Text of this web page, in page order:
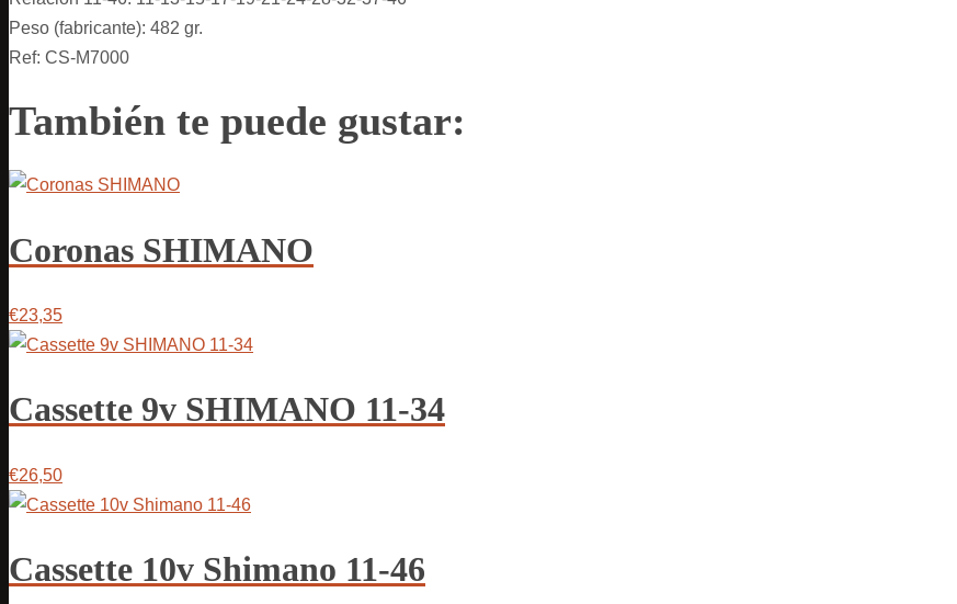
Peso (fabricante): 482 gr.
Ref: CS-M7000
También te puede gustar:
Coronas SHIMANO
€23,35
Cassette 9v SHIMANO 11-34
€26,50
Cassette 10v Shimano 11-46